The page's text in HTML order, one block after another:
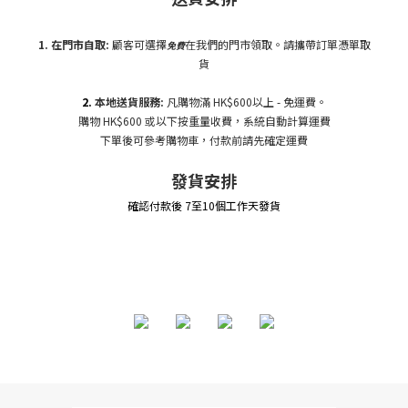
1. 在門市自取: 顧客可選擇免費在我們的門市領取。請攜帶訂單憑單取
貨
2. 本地送貨服務: 凡購物滿 HK$600以上 - 免運費。
購物 HK$600 或以下按重量收費，系統自動計算運費
下單後可參考購物車，付款前請先確定運費
發貨安排
確認付款後 7至10個工作天發貨